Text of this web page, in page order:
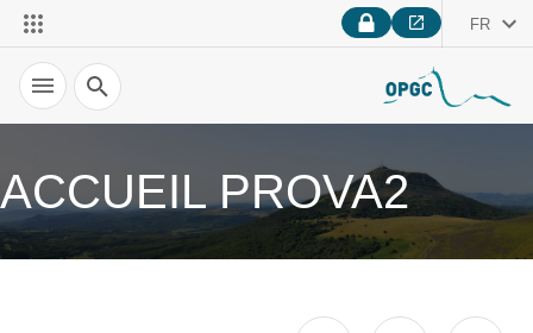
FR
Recherche
ACCUEIL PROVA2